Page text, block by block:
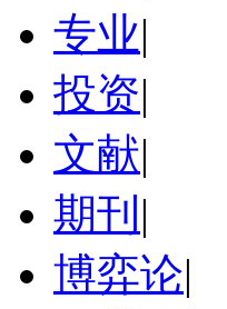
专业|
投资|
文献|
期刊 |
博弈论|